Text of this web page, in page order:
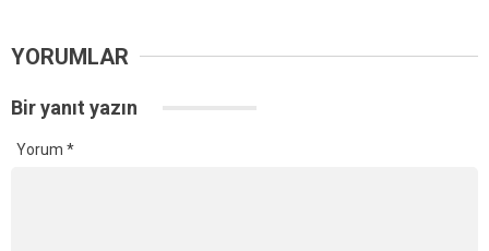
YORUMLAR
Bir yanıt yazın
Yorum *